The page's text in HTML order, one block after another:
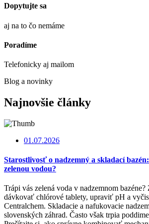
Dopytujte sa
aj na to čo nemáme
Poradíme
Telefonicky aj mailom
Blog a novinky
Najnovšie články
01.07.2026
Starostlivosť o nadzemný a skladací
zelenou vodou?
Trápi vás zelená voda v nadzemnom
dávkovať chlórové tablety, upraviť pH a
Centralchem. Skladacie a nafukovacie
slovenských záhrad. Často však trpia